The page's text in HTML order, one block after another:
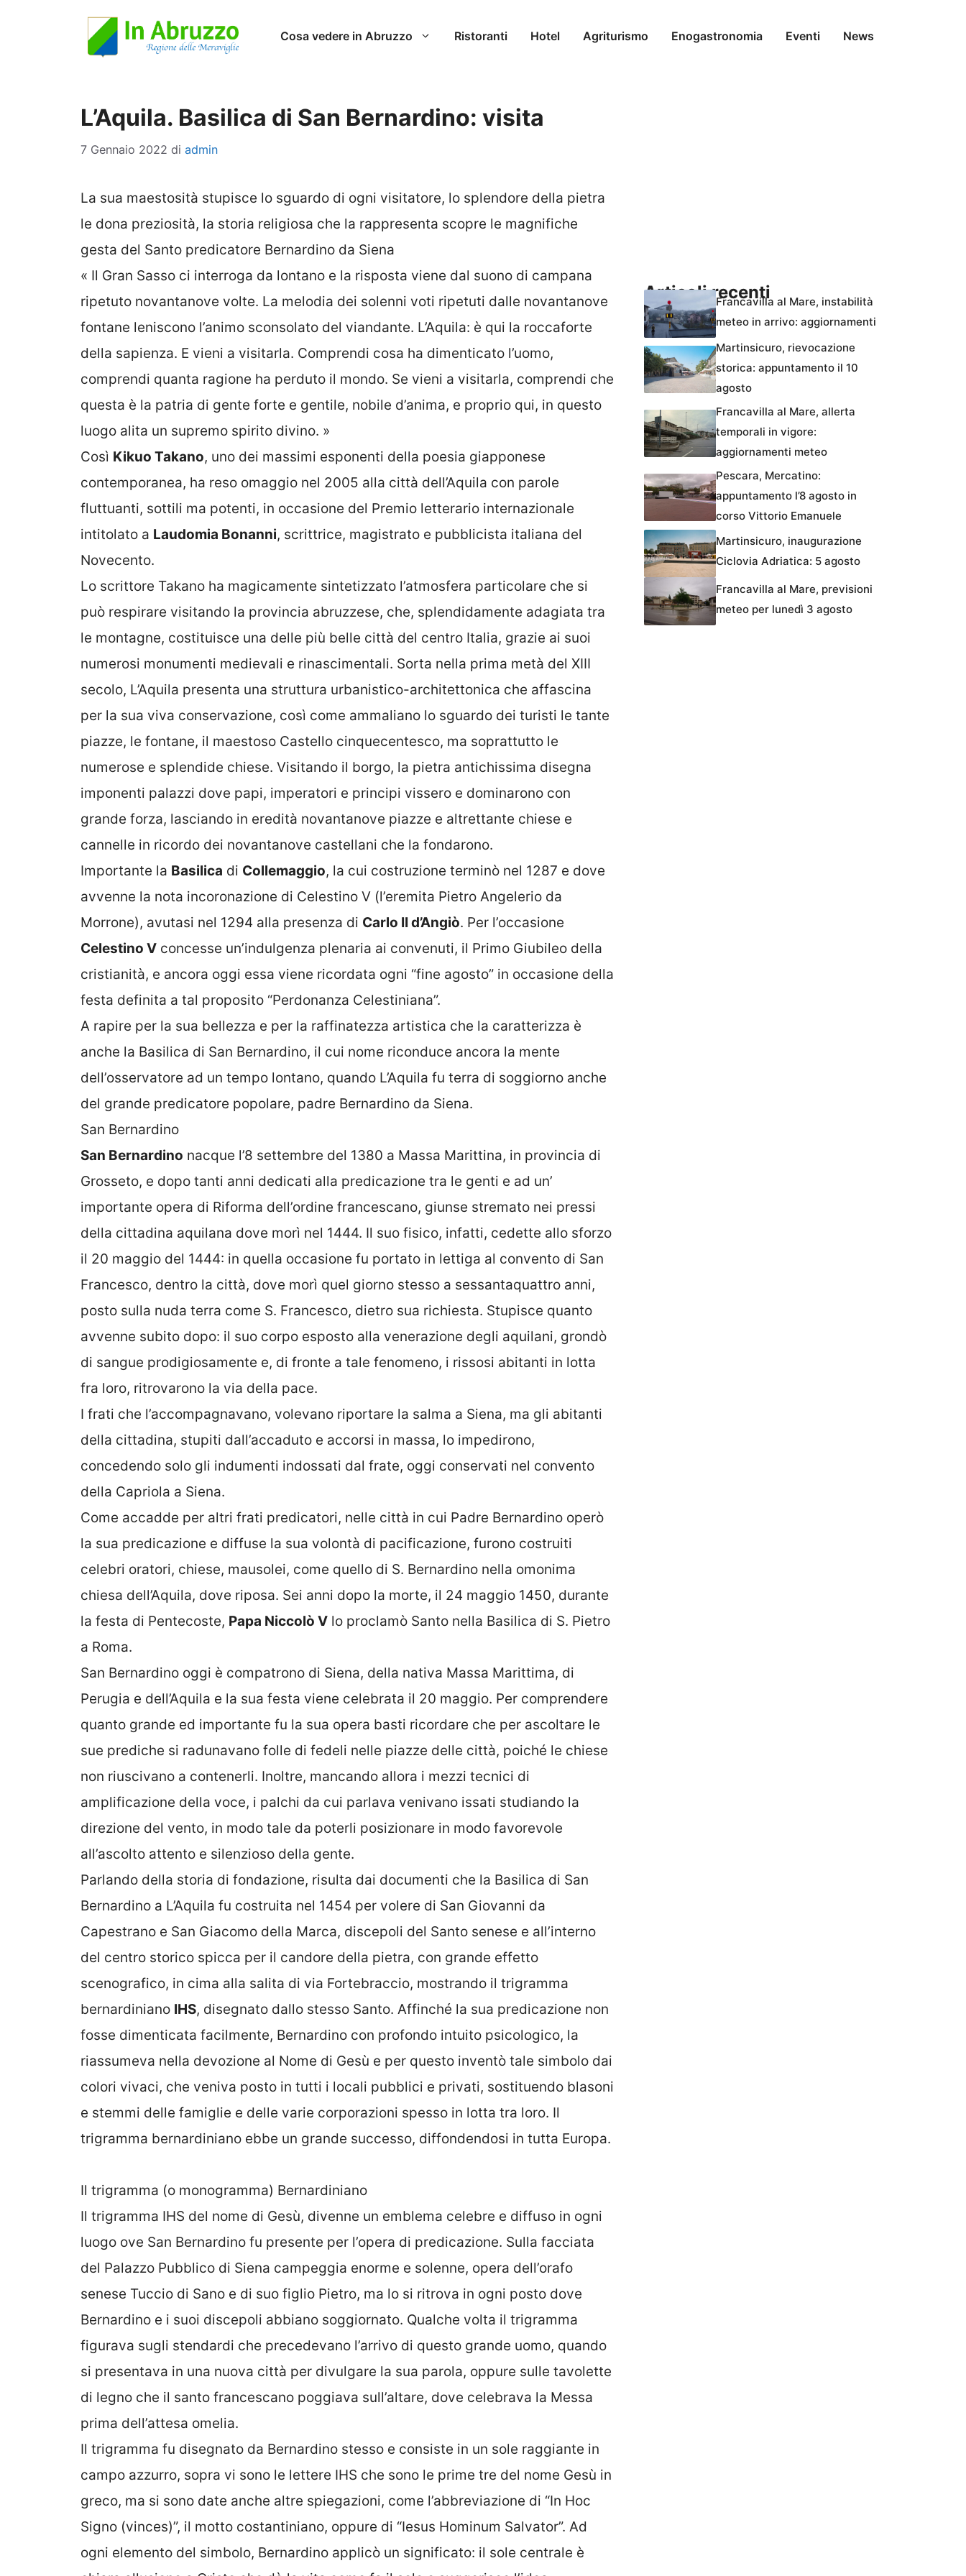
Cosa vedere in Abruzzo Ristoranti Hotel Agriturismo Enogastronomia Eventi News
L’Aquila. Basilica di San Bernardino: visita
7 Gennaio 2022 di admin
La sua maestosità stupisce lo sguardo di ogni visitatore, lo splendore della pietra
le dona preziosità, la storia religiosa che la rappresenta scopre le magnifiche
gesta del Santo predicatore Bernardino da Siena
« Il Gran Sasso ci interroga da lontano e la risposta viene dal suono di campana
ripetuto novantanove volte. La melodia dei solenni voti ripetuti dalle novantanove
fontane leniscono l’animo sconsolato del viandante. L’Aquila: è qui la roccaforte
della sapienza. E vieni a visitarla. Comprendi cosa ha dimenticato l’uomo,
comprendi quanta ragione ha perduto il mondo. Se vieni a visitarla, comprendi che
questa è la patria di gente forte e gentile, nobile d’anima, e proprio qui, in questo
luogo alita un supremo spirito divino. »
Così Kikuo Takano, uno dei massimi esponenti della poesia giapponese
contemporanea, ha reso omaggio nel 2005 alla città dell’Aquila con parole
fluttuanti, sottili ma potenti, in occasione del Premio letterario internazionale
intitolato a Laudomia Bonanni, scrittrice, magistrato e pubblicista italiana del
Novecento.
Lo scrittore Takano ha magicamente sintetizzato l’atmosfera particolare che si
può respirare visitando la provincia abruzzese, che, splendidamente adagiata tra
le montagne, costituisce una delle più belle città del centro Italia, grazie ai suoi
numerosi monumenti medievali e rinascimentali. Sorta nella prima metà del XIII
secolo, L’Aquila presenta una struttura urbanistico-architettonica che affascina
per la sua viva conservazione, così come ammaliano lo sguardo dei turisti le tante
piazze, le fontane, il maestoso Castello cinquecentesco, ma soprattutto le
numerose e splendide chiese. Visitando il borgo, la pietra antichissima disegna
imponenti palazzi dove papi, imperatori e principi vissero e dominarono con
grande forza, lasciando in eredità novantanove piazze e altrettante chiese e
cannelle in ricordo dei novantanove castellani che la fondarono.
Importante la Basilica di Collemaggio, la cui costruzione terminò nel 1287 e dove
avvenne la nota incoronazione di Celestino V (l’eremita Pietro Angelerio da
Morrone), avutasi nel 1294 alla presenza di Carlo II d’Angiò. Per l’occasione
Celestino V concesse un’indulgenza plenaria ai convenuti, il Primo Giubileo della
cristianità, e ancora oggi essa viene ricordata ogni “fine agosto” in occasione della
festa definita a tal proposito “Perdonanza Celestiniana”.
A rapire per la sua bellezza e per la raffinatezza artistica che la caratterizza è
anche la Basilica di San Bernardino, il cui nome riconduce ancora la mente
dell’osservatore ad un tempo lontano, quando L’Aquila fu terra di soggiorno anche
del grande predicatore popolare, padre Bernardino da Siena.
San Bernardino
San Bernardino nacque l’8 settembre del 1380 a Massa Marittina, in provincia di
Grosseto, e dopo tanti anni dedicati alla predicazione tra le genti e ad un’
importante opera di Riforma dell’ordine francescano, giunse stremato nei pressi
della cittadina aquilana dove morì nel 1444. Il suo fisico, infatti, cedette allo sforzo
il 20 maggio del 1444: in quella occasione fu portato in lettiga al convento di San
Francesco, dentro la città, dove morì quel giorno stesso a sessantaquattro anni,
posto sulla nuda terra come S. Francesco, dietro sua richiesta. Stupisce quanto
avvenne subito dopo: il suo corpo esposto alla venerazione degli aquilani, grondò
di sangue prodigiosamente e, di fronte a tale fenomeno, i rissosi abitanti in lotta
fra loro, ritrovarono la via della pace.
I frati che l’accompagnavano, volevano riportare la salma a Siena, ma gli abitanti
della cittadina, stupiti dall’accaduto e accorsi in massa, lo impedirono,
concedendo solo gli indumenti indossati dal frate, oggi conservati nel convento
della Capriola a Siena.
Come accadde per altri frati predicatori, nelle città in cui Padre Bernardino operò
la sua predicazione e diffuse la sua volontà di pacificazione, furono costruiti
celebri oratori, chiese, mausolei, come quello di S. Bernardino nella omonima
chiesa dell’Aquila, dove riposa. Sei anni dopo la morte, il 24 maggio 1450, durante
la festa di Pentecoste, Papa Niccolò V lo proclamò Santo nella Basilica di S. Pietro
a Roma.
San Bernardino oggi è compatrono di Siena, della nativa Massa Marittima, di
Perugia e dell’Aquila e la sua festa viene celebrata il 20 maggio. Per comprendere
quanto grande ed importante fu la sua opera basti ricordare che per ascoltare le
sue prediche si radunavano folle di fedeli nelle piazze delle città, poiché le chiese
non riuscivano a contenerli. Inoltre, mancando allora i mezzi tecnici di
amplificazione della voce, i palchi da cui parlava venivano issati studiando la
direzione del vento, in modo tale da poterli posizionare in modo favorevole
all’ascolto attento e silenzioso della gente.
Parlando della storia di fondazione, risulta dai documenti che la Basilica di San
Bernardino a L’Aquila fu costruita nel 1454 per volere di San Giovanni da
Capestrano e San Giacomo della Marca, discepoli del Santo senese e all’interno
del centro storico spicca per il candore della pietra, con grande effetto
scenografico, in cima alla salita di via Fortebraccio, mostrando il trigramma
bernardiniano IHS, disegnato dallo stesso Santo. Affinché la sua predicazione non
fosse dimenticata facilmente, Bernardino con profondo intuito psicologico, la
riassumeva nella devozione al Nome di Gesù e per questo inventò tale simbolo dai
colori vivaci, che veniva posto in tutti i locali pubblici e privati, sostituendo blasoni
e stemmi delle famiglie e delle varie corporazioni spesso in lotta tra loro. Il
trigramma bernardiniano ebbe un grande successo, diffondendosi in tutta Europa.
Il trigramma (o monogramma) Bernardiniano
Il trigramma IHS del nome di Gesù, divenne un emblema celebre e diffuso in ogni
luogo ove San Bernardino fu presente per l’opera di predicazione. Sulla facciata
del Palazzo Pubblico di Siena campeggia enorme e solenne, opera dell’orafo
senese Tuccio di Sano e di suo figlio Pietro, ma lo si ritrova in ogni posto dove
Bernardino e i suoi discepoli abbiano soggiornato. Qualche volta il trigramma
figurava sugli stendardi che precedevano l’arrivo di questo grande uomo, quando
si presentava in una nuova città per divulgare la sua parola, oppure sulle tavolette
di legno che il santo francescano poggiava sull’altare, dove celebrava la Messa
prima dell’attesa omelia.
Il trigramma fu disegnato da Bernardino stesso e consiste in un sole raggiante in
campo azzurro, sopra vi sono le lettere IHS che sono le prime tre del nome Gesù in
greco, ma si sono date anche altre spiegazioni, come l’abbreviazione di “In Hoc
Signo (vinces)”, il motto costantiniano, oppure di “Iesus Hominum Salvator”. Ad
ogni elemento del simbolo, Bernardino applicò un significato: il sole centrale è
Articoli recentiFrancavilla al Mare, instabilità
meteo in arrivo: aggiornamenti
Martinsicuro, rievocazione
storica: appuntamento il 10
agosto
Francavilla al Mare, allerta
temporali in vigore:
aggiornamenti meteo
Pescara, Mercatino:
appuntamento l’8 agosto in
corso Vittorio Emanuele
Martinsicuro, inaugurazione
Ciclovia Adriatica: 5 agosto
Francavilla al Mare, previsioni
meteo per lunedì 3 agosto